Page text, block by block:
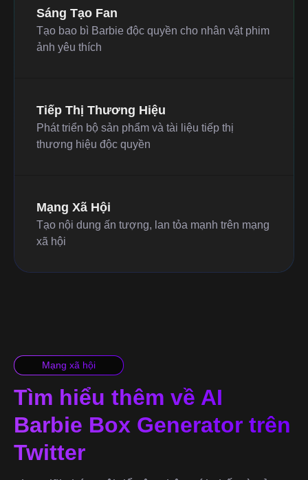
Sáng Tạo Fan
Tạo bao bì Barbie độc quyền cho nhân vật phim
ảnh yêu thích
Tiếp Thị Thương Hiệu
Phát triển bộ sản phẩm và tài liệu tiếp thị
thương hiệu độc quyền
Mạng Xã Hội
Tạo nội dung ấn tượng, lan tỏa mạnh trên mạng
xã hội
Mạng xã hội
Tìm hiểu thêm về AI
Barbie Box Generator trên
Twitter